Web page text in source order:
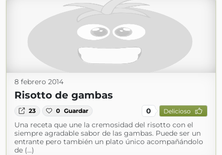
8 febrero 2014
Risotto de gambas
23 0 Guardar 0 Delicioso
Una receta que une la cremosidad del risotto con el
siempre agradable sabor de las gambas. Puede ser un
entrante pero también un plato único acompañándolo
de (...)